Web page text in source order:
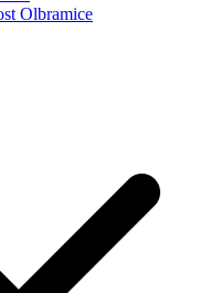
Olbramice